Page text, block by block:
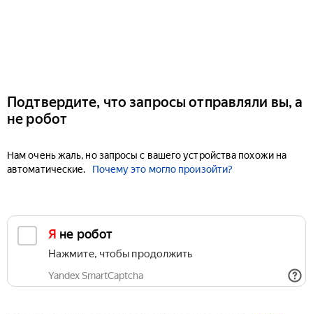
Подтвердите, что запросы отправляли вы, а
не робот
Нам очень жаль, но запросы с вашего устройства похожи на
автоматические.
Почему это могло произойти?
Я не робот
Нажмите, чтобы продолжить
Yandex SmartCaptcha